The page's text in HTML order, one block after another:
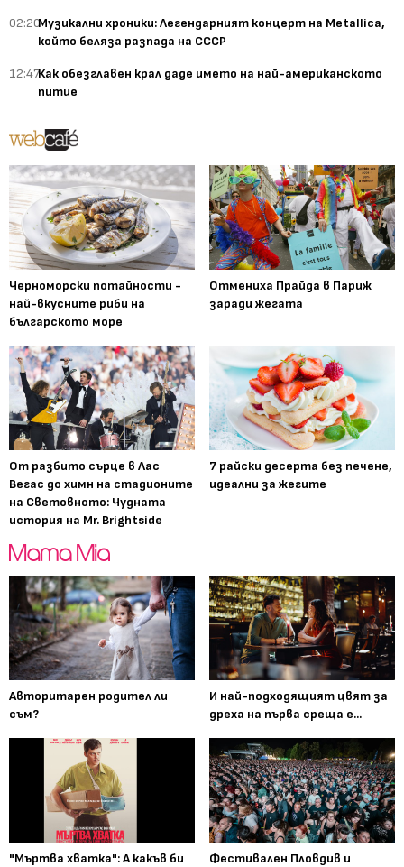
02:20Музикални хроники: Легендарният концерт на Metallica,
който беляза разпада на СССР
12:47Как обезглавен крал даде името на най-американското
питие
Черноморски потайности -
най-вкусните риби на
българското море
Отмениха Прайда в Париж
заради жегата
От разбито сърце в Лас
Вегас до химн на стадионите
на Световното: Чудната
история на Mr. Brightside
7 райски десерта без печене,
идеални за жегите
Авторитарен родител ли
съм?
И най-подходящият цвят за
дреха на първа среща е...
"Мъртва хватка": А какъв би
Фестивален Пловдив и